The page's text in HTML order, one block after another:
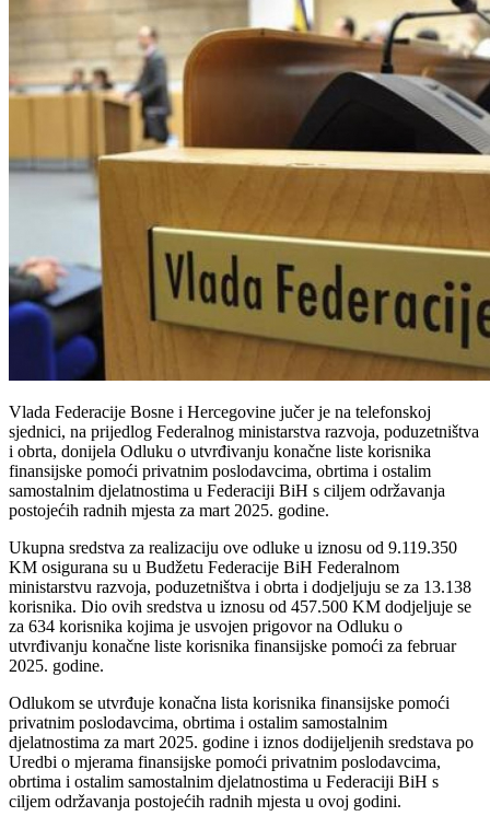
Vlada Federacije Bosne i Hercegovine jučer je na telefonskoj
sjednici, na prijedlog Federalnog ministarstva razvoja, poduzetništva
i obrta, donijela Odluku o utvrđivanju konačne liste korisnika
finansijske pomoći privatnim poslodavcima, obrtima i ostalim
samostalnim djelatnostima u Federaciji BiH s ciljem održavanja
postojećih radnih mjesta za mart 2025. godine.
Ukupna sredstva za realizaciju ove odluke u iznosu od 9.119.350
KM osigurana su u Budžetu Federacije BiH Federalnom
ministarstvu razvoja, poduzetništva i obrta i dodjeljuju se za 13.138
korisnika. Dio ovih sredstva u iznosu od 457.500 KM dodjeljuje se
za 634 korisnika kojima je usvojen prigovor na Odluku o
utvrđivanju konačne liste korisnika finansijske pomoći za februar
2025. godine.
Odlukom se utvrđuje konačna lista korisnika finansijske pomoći
privatnim poslodavcima, obrtima i ostalim samostalnim
djelatnostima za mart 2025. godine i iznos dodijeljenih sredstava po
Uredbi o mjerama finansijske pomoći privatnim poslodavcima,
obrtima i ostalim samostalnim djelatnostima u Federaciji BiH s
ciljem održavanja postojećih radnih mjesta u ovoj godini.